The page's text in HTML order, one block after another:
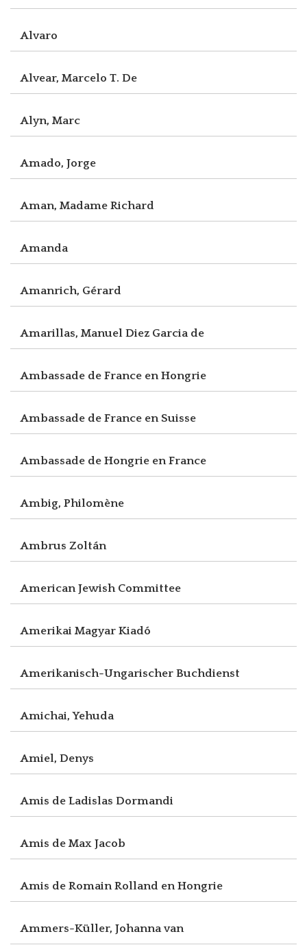
Alvaro
Alvear, Marcelo T. De
Alyn, Marc
Amado, Jorge
Aman, Madame Richard
Amanda
Amanrich, Gérard
Amarillas, Manuel Diez Garcia de
Ambassade de France en Hongrie
Ambassade de France en Suisse
Ambassade de Hongrie en France
Ambig, Philomène
Ambrus Zoltán
American Jewish Committee
Amerikai Magyar Kiadó
Amerikanisch-Ungarischer Buchdienst
Amichai, Yehuda
Amiel, Denys
Amis de Ladislas Dormandi
Amis de Max Jacob
Amis de Romain Rolland en Hongrie
Ammers-Küller, Johanna van